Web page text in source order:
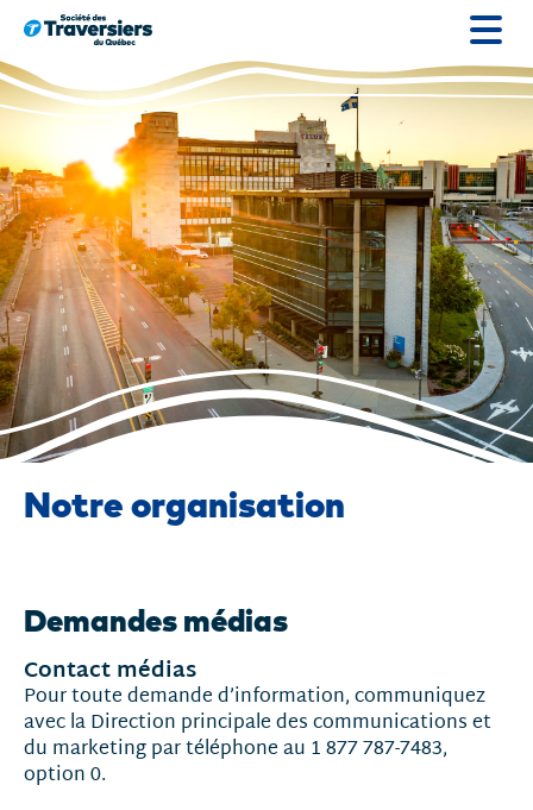
Passer
au
contenu
Notre organisation
et
communiqués
Demandes médias
Contact médias
Pour toute demande d’information, communiquez
avec la Direction principale des communications et
du marketing par téléphone au 1 877 787-7483,
option 0.